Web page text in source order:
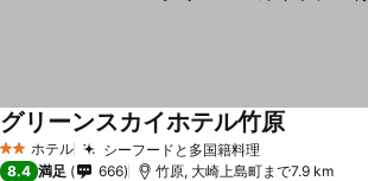
2 ホテルのランク
ホテル シーフードと多国籍料理料金を表示
グリーンスカイホテル竹原料金を表示
8.4 満足 666 竹原, 大崎上島町まで7.9 km